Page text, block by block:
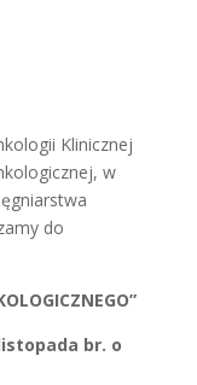
Klinicznej
w
do
br. o